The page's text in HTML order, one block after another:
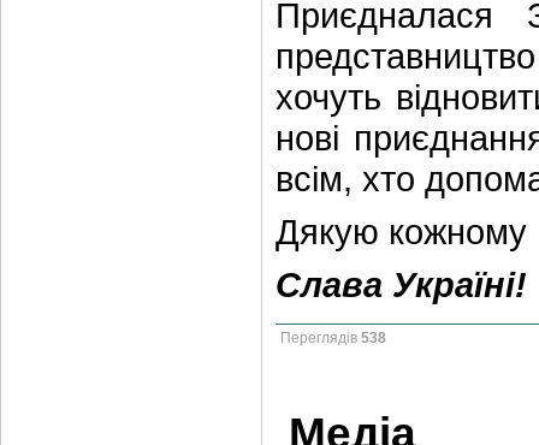
Приєдналася
хочуть
нові
всім, хто
Дякую кожному
Слава Україні!
Переглядів 538
Медіа